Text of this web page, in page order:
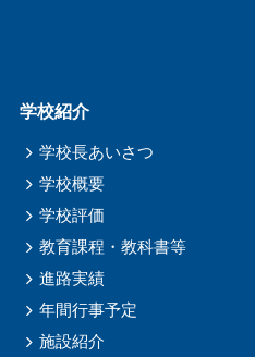
学校紹介
学校長あいさつ
学校概要
学校評価
教育課程・教科書等
進路実績
年間行事予定
施設紹介